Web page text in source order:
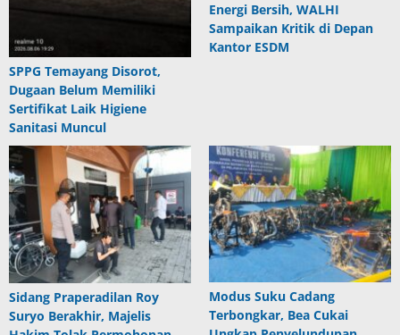
SPPG Temayang Disorot,
Dugaan Belum Memiliki
Sertifikat Laik Higiene
Sanitasi Muncul
Energi Bersih, WALHI
Sampaikan Kritik di Depan
Kantor ESDM
Sidang Praperadilan Roy
Suryo Berakhir, Majelis
Modus Suku Cadang
Terbongkar, Bea Cukai